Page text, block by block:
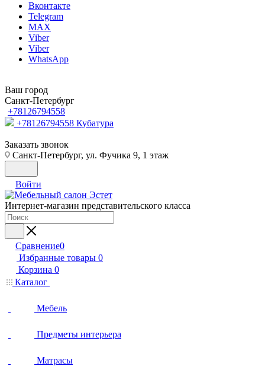
Вконтакте
Telegram
MAX
Viber
Viber
WhatsApp
Ваш город
Санкт-Петербург
+78126794558
+78126794558 Кубатура
Заказать звонок
Санкт-Петербург, ул. Фучика 9, 1 этаж
Войти
Интернет-магазин представительского класса
Сравнение0
Избранные товары 0
Корзина 0
Каталог
Мебель
Предметы интерьера
Матрасы